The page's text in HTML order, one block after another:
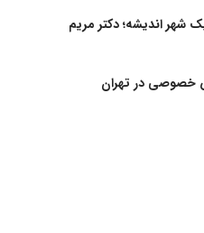
شهر اندیشه؛ دکتر مریم
خصوصی در تهران